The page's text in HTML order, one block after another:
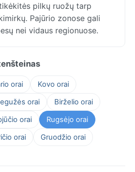
pilkų ruožų tarp
Pajūrio zonose gali
nei vidaus regionuose.
orai
Kovo orai
orai
Birželio orai
orai
Rugsėjo orai
orai Gruodžio orai